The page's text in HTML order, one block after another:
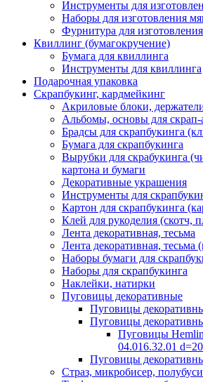
Инструменты для
Наборы для изготовления
Фурнитура для
Квиллинг (бумагокручение)
Бумага для квиллинга
Инструменты для квиллинга
Подарочная упаковка
Скрапбукинг, кардмейкинг
Акриловые блоки,
Альбомы, основы для скрап-
Брадсы для скрапбукинга
Бумага для скрапбукинга
Вырубки для скрабукинга
картона и бумаги
Декоративные украшения
Инструменты для
Картон для скрапбукинга
Клей для рукоделия (скотч,
Лента декоративная, тесьма
Лента декоративная, тесьма
Наборы бумаги для
Наборы для скрапбукинга
Наклейки, натирки
Пуговицы декоративные
Пуговицы
Пуговицы
Пуговицы
04.016.32.01
Пуговицы
Страз, микробисер,